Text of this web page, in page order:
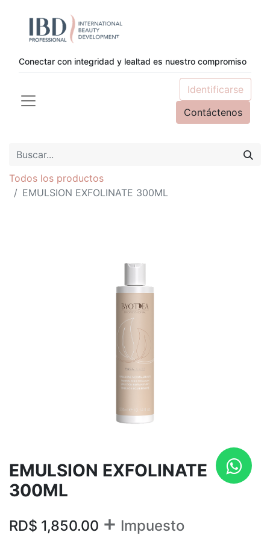
Conectar con integridad y lealtad es nuestro compromiso
Identificarse
Contáctenos
Todos los productos
EMULSION EXFOLINATE 300ML
EMULSION EXFOLINATE
300ML
RD$ 1,850.00 + Impuesto